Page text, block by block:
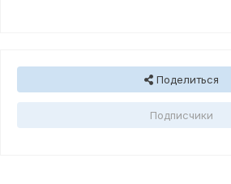
Поделиться
Подписчики